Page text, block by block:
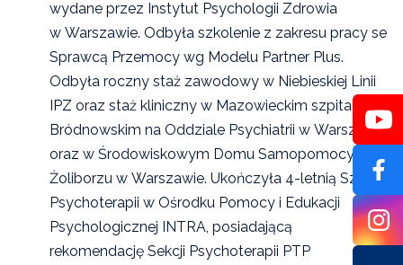
wydane przez Instytut Psychologii Zdrowia
w Warszawie. Odbyła szkolenie z zakresu pracy se
Sprawcą Przemocy wg Modelu Partner Plus.
Odbyła roczny staż zawodowy w Niebieskiej Linii
IPZ oraz staż kliniczny w Mazowieckim szpitalu
Bródnowskim na Oddziale Psychiatrii w Warszawie
oraz w Środowiskowym Domu Samopomocy na
Żoliborzu w Warszawie. Ukończyła 4-letnią Szkołę
Psychoterapii w Ośrodku Pomocy i Edukacji
Psychologicznej INTRA, posiadającą
rekomendację Sekcji Psychoterapii PTP